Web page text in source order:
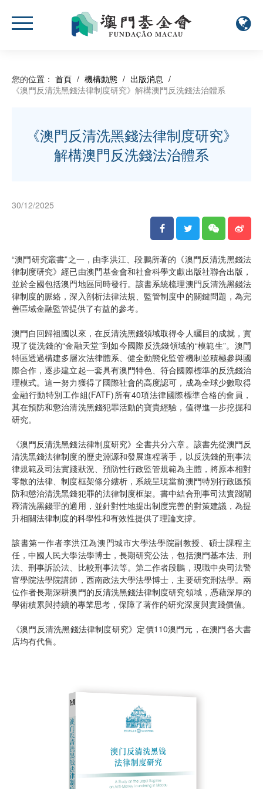
您的位置： 首頁 / 機構動態 / 出版消息 /
《澳門反清洗黑錢法律制度研究》解構澳門反洗錢法治體系
《澳門反清洗黑錢法律制度研究》
解構澳門反洗錢法治體系
30/12/2025
“澳門研究叢書”之一，由李洪江、段鵬所著的《澳門反清洗黑錢法
律制度研究》經已由澳門基金會和社會科學文獻出版社聯合出版，
並於全國包括澳門地區同時發行。該書系統梳理澳門反清洗黑錢法
律制度的脈絡，深入剖析法律法規、監管制度中的關鍵問題，為完
善區域金融監管提供了有益的參考。
澳門自回歸祖國以來，在反清洗黑錢領域取得令人矚目的成就，實
現了從洗錢的“金融天堂”到如今國際反洗錢領域的“模範生”。澳門
特區透過構建多層次法律體系、健全動態化監管機制並積極參與國
際合作，逐步建立起一套具有澳門特色、符合國際標準的反洗錢治
理模式。這一努力獲得了國際社會的高度認可，成為全球少數取得
金融行動特別工作組(FATF)所有40項法律國際標準合格的會員，
其在預防和懲治清洗黑錢犯罪活動的寶貴經驗，值得進一步挖掘和
研究。
《澳門反清洗黑錢法律制度研究》全書共分六章。該書先從澳門反
清洗黑錢法律制度的歷史淵源和發展進程著手，以反洗錢的刑事法
律規範及司法實踐狀況、預防性行政監管規範為主體，將原本相對
零散的法律、制度框架條分縷析，系統呈現當前澳門特別行政區預
防和懲治清洗黑錢犯罪的法律制度框架。書中結合刑事司法實踐闡
釋清洗黑錢罪的適用，並針對性地提出制度完善的對策建議，為提
升相關法律制度的科學性和有效性提供了理論支撐。
該書第一作者李洪江為澳門城市大學法學院副教授、碩士課程主
任，中國人民大學法學博士，長期研究公法，包括澳門基本法、刑
法、刑事訴訟法、比較刑事法等。第二作者段鵬，現職中央司法警
官學院法學院講師，西南政法大學法學博士，主要研究刑法學。兩
位作者長期深耕澳門的反清洗黑錢法律制度研究領域，憑藉深厚的
學術積累與持續的專業思考，保障了著作的研究深度與實踐價值。
《澳門反清洗黑錢法律制度研究》定價110澳門元，在澳門各大書
店均有代售。